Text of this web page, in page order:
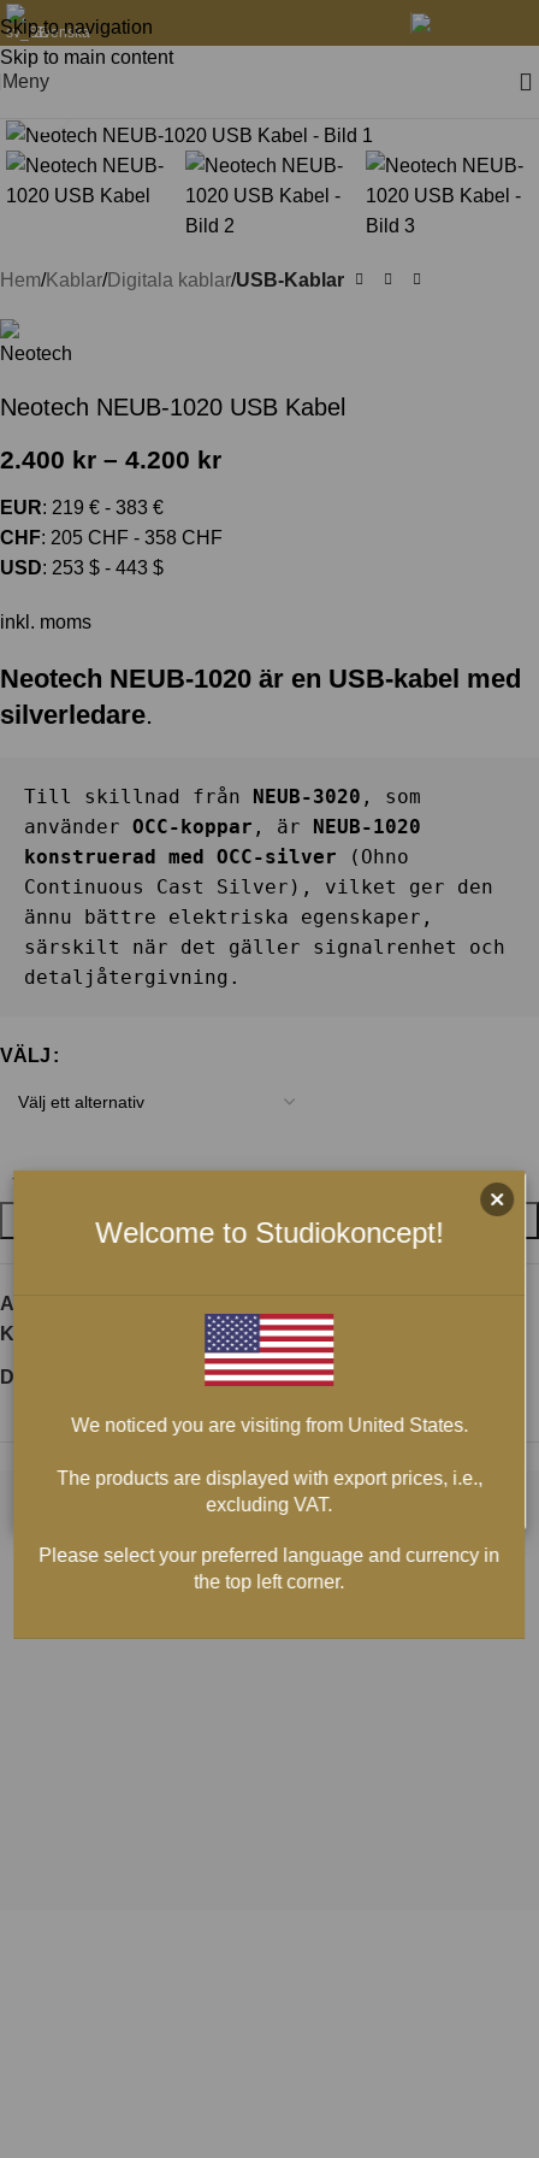
Skip to navigation
Skip to main content
Svenska
Meny
Hem Kablar Digitala kablar USB-Kablar
Neotech NEUB-1020 USB Kabel
2.400 kr – 4.200 kr
EUR: 219 € - 383 €
CHF: 205 CHF - 358 CHF
USD: 253 $ - 443 $
inkl. moms
Neotech NEUB-1020 är en USB-kabel med
silverledare.
Till skillnad från NEUB-3020 , som
använder OCC-koppar , är
NEUB-1020
konstruerad med OCC-silver (Ohno
Continuous Cast Silver), vilket ger den
ännu bättre elektriska egenskaper,
särskilt när det gäller signalrenhet och
detaljåtergivning.
VÄLJ
LÄGG I VARUKORG
Artikelnr:
Kategori:
Dela:
Welcome to Studiokoncept!
We noticed you are visiting from United States.
The products are displayed with export prices, i.e.,
excluding VAT.
Please select your preferred language and currency in
the top left corner.